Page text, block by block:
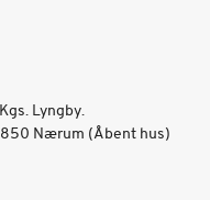
Lyngby.
Nærum (Åbent hus)